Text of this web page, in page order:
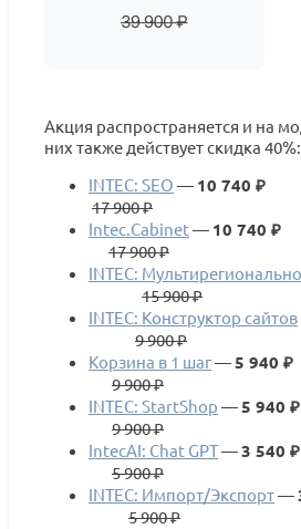
Акция распространяется и на
них также действует скидка 40%:
INTEC: SEO — 10 740 ₽
17 900 ₽
Intec.Cabinet— 10 740 ₽
17 900 ₽
INTEC:
15 900 ₽
INTEC: Конструктор сайтов
9 900 ₽
Корзина в 1 шаг—5 940 ₽
9 900 ₽
INTEC: StartShop —5 940 ₽
9 900 ₽
IntecAI: Chat GPT—3 540 ₽
5 900 ₽
INTEC: Импорт/Экспорт—
5 900 ₽